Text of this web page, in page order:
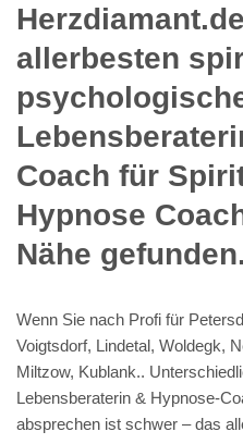
allerbesten
Coach für
Hypnose
Nähe gefunden.
Wenn Sie nach Profi für
Voigtsdorf, Lindetal, Woldegk,
Miltzow, Kublank..
Lebensberaterin & Hypnose-
absprechen ist schwer – das